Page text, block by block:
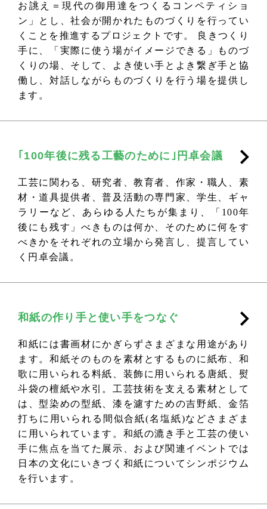
お誂え＝現代の御用達をつくるコンペティショ
ン」とし、社会が開かれたものづくりを行ってい
くことを推進するプロジェクトです。 良きつくり
手に、「実際に使う場がイメージできる」ものづ
くりの場、そして、よき使い手とよき繋ぎ手と協
働し、対話しながらものづくりを行う場を提供し
ます。
｢100年後に残る工藝のために｣円卓会議
工芸に関わる、研究者、教育者、作家・職人、素
材・道具提供者、普及活動の専門家、学生、ギャ
ラリーなど、あらゆる人たちが集まり、「100年
後にも残す」べきものは何か、そのために何をす
べきかをそれぞれの立場から発言し、提言してい
く円卓会議。
和紙の作り手と使い手をつなぐ
和紙には書画材にかぎらずさまざまな用途があり
ます。和紙そのものを素材とするものに紙布、和
歌に用いられる料紙、装飾に用いられる唐紙、熨
斗袋の檀紙や水引。工芸技術を支える素材として
は、型染めの型紙、漆を濾すための吉野紙、金箔
打ちに用いられる間似合紙(名塩紙)などさまざま
に用いられています。和紙の漉き手と工芸の使い
手に焦点を当てた展示、および関連イベントでは
日本の文化にいきづく和紙についてシンポジウム
を行います。